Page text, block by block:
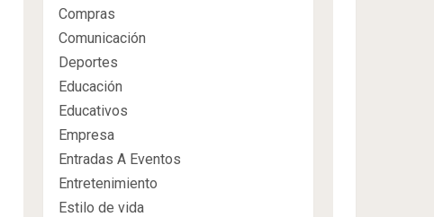
Compras
Comunicación
Deportes
Educación
Educativos
Empresa
Entradas A Eventos
Entretenimiento
Estilo de vida